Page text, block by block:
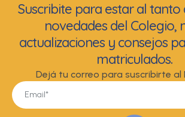
Suscribite para estar al tanto
novedades del Colegio,
actualizaciones y consejos
matriculados.
Dejá tu correo para suscribirte al